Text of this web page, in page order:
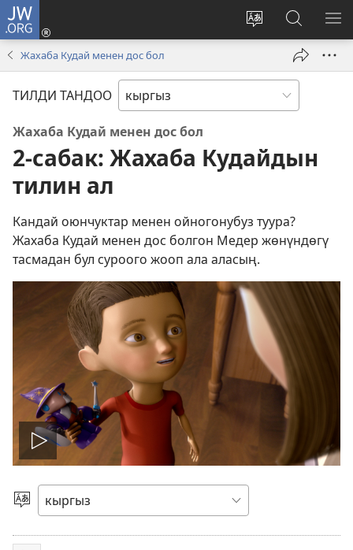
JW.ORG
Башка
тандоо
Кирүү
(жаңы
JW.ORG
сайтынан
издөө
Жахаба Кудай менен дос бол
ТИЛДИ ТАНДОО
Жахаба Кудай менен дос бол
2-сабак: Жахаба Кудайдын
тилин ал
Кандай оюнчуктар менен ойногонубуз туура?
Жахаба Кудай менен дос болгон Медер жөнүндөгү
тасмадан бул суроого жооп ала аласың.
Видеону
ойнотуу
Тилди
тандаңыз